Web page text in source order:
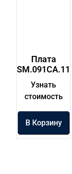
Плата
SM.091CA.11
Узнать
стоимость
В Корзину